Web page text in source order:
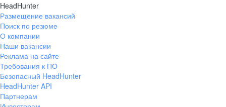
HeadHunter
Размещение вакансий
Поиск по резюме
О компании
Наши вакансии
Реклама на сайте
Требования к ПО
Безопасный HeadHunter
HeadHunter API
Партнерам